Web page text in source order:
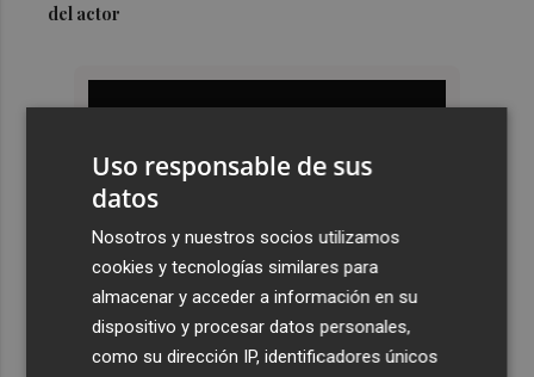
del actor
Uso responsable de sus
datos
Nosotros y nuestros socios utilizamos
cookies y tecnologías similares para
almacenar y acceder a información en su
dispositivo y procesar datos personales,
como su dirección IP, identificadores únicos